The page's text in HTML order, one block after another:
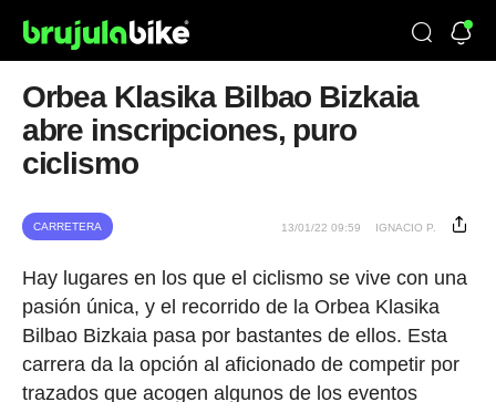
Orbea Klasika Bilbao Bizkaia
abre inscripciones, puro
ciclismo
CARRETERA 13/01/22 09:59 IGNACIO P.
Hay lugares en los que el ciclismo se vive con una
pasión única, y el recorrido de la Orbea Klasika
Bilbao Bizkaia pasa por bastantes de ellos. Esta
carrera da la opción al aficionado de competir por
trazados que acogen algunos de los eventos